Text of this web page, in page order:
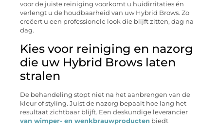
voor de juiste reiniging voorkomt u huidirritaties én
verlengt u de houdbaarheid van uw Hybrid Brows. Zo
creëert u een professionele look die blijft zitten, dag na
dag.
Kies voor reiniging en nazorg
die uw Hybrid Brows laten
stralen
De behandeling stopt niet na het aanbrengen van de
kleur of styling. Juist de nazorg bepaalt hoe lang het
resultaat zichtbaar blijft. Een deskundige leverancier
van wimper- en wenkbrauwproducten biedt